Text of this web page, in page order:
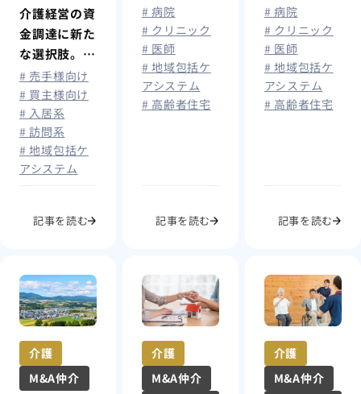
介護経営の資
金調達に新た
な選択肢。
2026年5月施
行「企業価値
担保権」と
は？
# 売手様向け
# 買主様向け
# 入居系
# 訪問系
# 地域包括ケ
アシステム
記事を読む
クはもうはじ
めている!
外来減少・在
宅の頭打ちを
打破する「患
者が途切れな
# 病院
# クリニック
# 医師
# 地域包括ケ
アシステム
# 高齢者住宅
記事を読む
減少を勝ち抜
く「医住連
携」の決断
患者が途切れ
ない「仕組
み」づくり
# 病院
# クリニック
# 医師
# 地域包括ケ
アシステム
# 高齢者住宅
記事を読む
介護
M&A仲介
介護
M&A仲介
介護
M&A仲介